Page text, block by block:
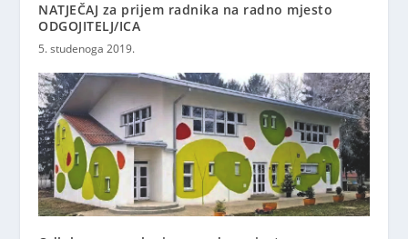
NATJEČAJ za prijem radnika na radno mjesto
ODGOJITELJ/ICA
5. studenoga 2019.